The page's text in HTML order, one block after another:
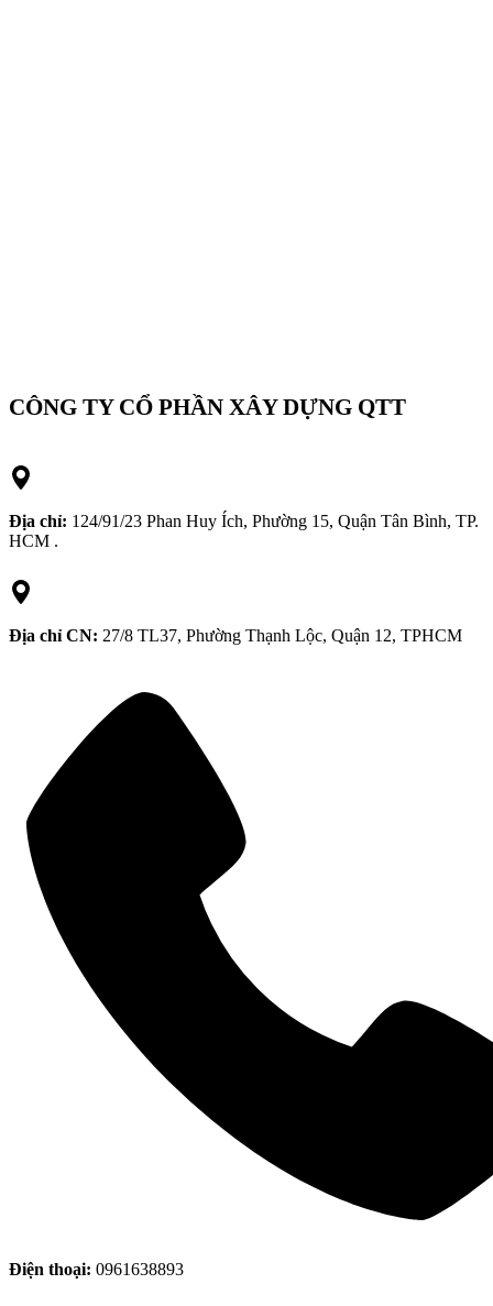
CÔNG TY CỔ PHẦN XÂY DỰNG QTT
Địa chỉ: 124/91/23 Phan Huy Ích, Phường 15, Quận Tân Bình, TP.
HCM .
Địa chỉ CN: 27/8 TL37, Phường Thạnh Lộc, Quận 12, TPHCM
Điện thoại: 0961638893